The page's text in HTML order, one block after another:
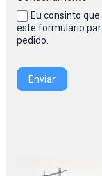
Eu consinto
este formulário
pedido.
Enviar